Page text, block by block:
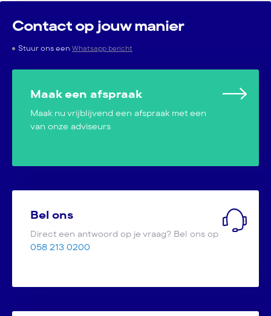
Contact op jouw manier
Stuur ons een Whatsapp bericht
Maak een afspraak
Maak nu vrijblijvend een afspraak met een
van onze adviseurs
Bel ons
Direct een antwoord op je vraag? Bel ons op
058 213 0200